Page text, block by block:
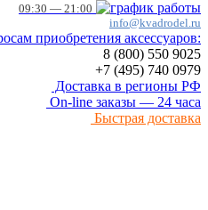
09:30 — 21:00
info@kvadrodel.ru
приобретения аксессуаров:
8 (800) 550 9025
+7 (495) 740 0979
Доставка в регионы РФ
On-line заказы — 24 часа
Быстрая доставка